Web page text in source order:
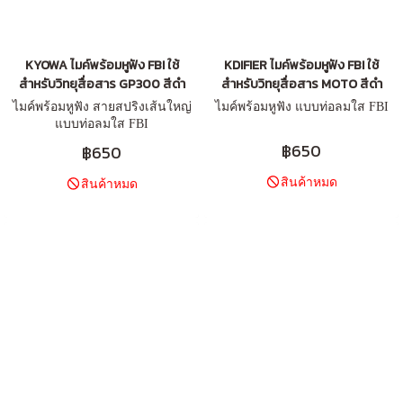
KYOWA ไมค์พร้อมหูฟัง FBI ใช้
สำหรับวิทยุสื่อสาร GP300 สีดำ
ไมค์พร้อมหูฟัง สายสปริงเส้นใหญ่
แบบท่อลมใส FBI
฿650
สินค้าหมด
KDIFIER ไมค์พร้อมหูฟัง FBI ใช้
สำหรับวิทยุสื่อสาร MOTO สีดำ
ไมค์พร้อมหูฟัง แบบท่อลมใส FBI
฿650
สินค้าหมด